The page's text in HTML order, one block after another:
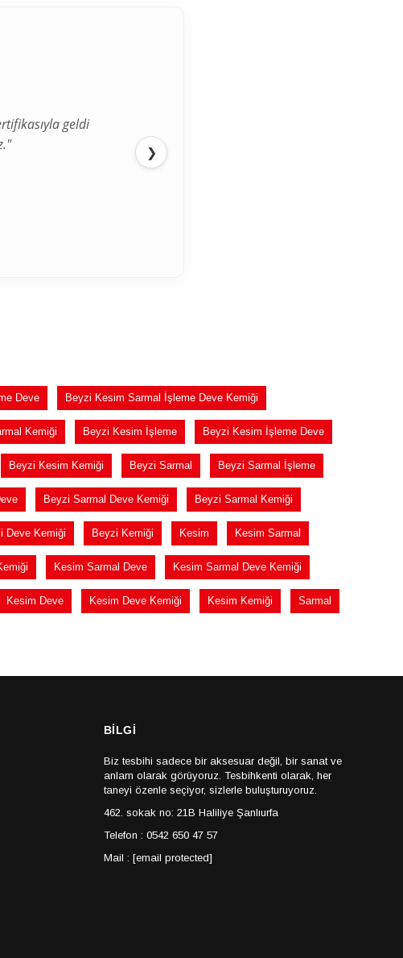
geldi
beklediğimden
❯
Deve Beyzi Kesim Sarmal İşleme Deve Kemiği
Kemiği Beyzi Kesim İşleme Beyzi Kesim İşleme Deve
Beyzi Kesim Kemiği Beyzi Sarmal Beyzi Sarmal İşleme
Beyzi Sarmal Deve Kemiği Beyzi Sarmal Kemiği
Deve Kemiği Beyzi Kemiği Kesim Kesim Sarmal
Kesim Sarmal Deve Kesim Sarmal Deve Kemiği
Kesim Deve Kesim Deve Kemiği Kesim Kemiği Sarmal
BİLGİ
Biz tesbihi sadece bir aksesuar değil, bir sanat ve
anlam olarak görüyoruz. Tesbihkenti olarak, her
taneyi özenle seçiyor, sizlerle buluşturuyoruz.
462. sokak no: 21B Haliliye Şanlıurfa
Telefon : 0542 650 47 57
Mail : [email protected]